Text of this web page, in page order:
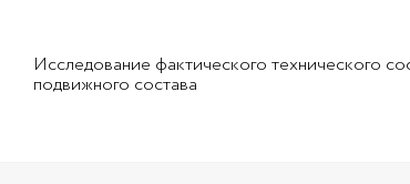
Исследование фактического технического
подвижного состава